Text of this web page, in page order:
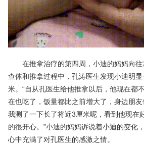
在推拿治疗的第四周，小迪的妈妈向
查体和推拿过程中，孔涛医生发现小迪明
米。“自从孔医生给他推拿以后，他现在都
在也吃了，饭量都比之前增大了，身边朋友
我测了一下长了将近3厘米呢，看到他现在
的很开心。”小迪的妈妈诉说着小迪的变化
心中充满了对孔医生的感激之情。